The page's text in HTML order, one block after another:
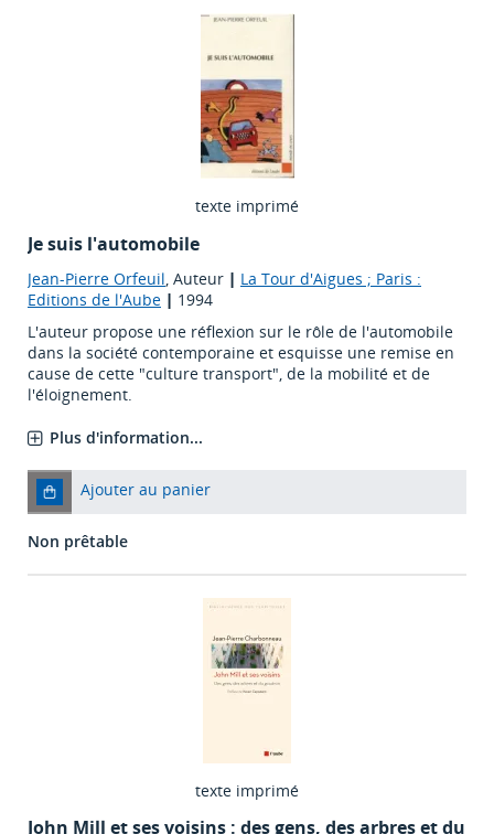
texte imprimé
Je suis l'automobile
Jean-Pierre Orfeuil, Auteur | La Tour d'Aigues ; Paris :
Editions de l'Aube | 1994
L'auteur propose une réflexion sur le rôle de l'automobile
dans la société contemporaine et esquisse une remise en
cause de cette "culture transport", de la mobilité et de
l'éloignement.
Plus d'information...
Ajouter au panier
Non prêtable
texte imprimé
John Mill et ses voisins : des gens, des arbres et du